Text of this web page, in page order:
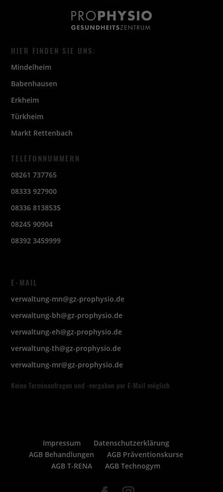
HIER FINDEN SIE UNS:
Mindelheim
Babenhausen
Erkheim
Türkheim
Markt Rettenbach
TELEFONNUMMERN
08261 737765
08333 927900
08336 8138535
08245 90904
08392 3459999
E-MAIL
verwaltung-mn@gz-prophysio.de
verwaltung-bh@gz-prophysio.de
verwaltung-eh@gz-prophysio.de
verwaltung-th@gz-prophysio.de
verwaltung-mr@gz-prophysio.de
Keine Terminanfragen und -vergaben per E-Mail möglich
Impressum
Datenschutzerklärung
AGB Behandlungen
AGB Präventionskurse
AGB T-RENA
AGB Technogym